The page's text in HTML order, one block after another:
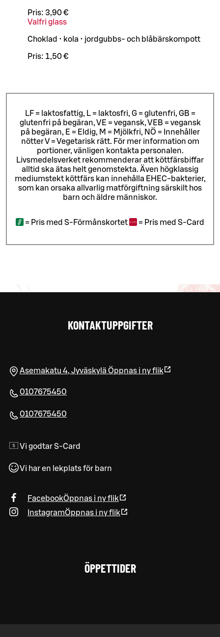
Pris: 3,90 €
Valfri glass
Choklad • kola • jordgubbs- och blåbärskompott
Pris: 1,50 €
LF = laktosfattig, L = laktosfri, G = glutenfri, GB =
glutenfri på begäran, VE = vegansk, VEB = vegansk
på begäran, E = Eldig, M = Mjölkfri, NÖ = Innehåller
nötter V = Vegetarisk rätt. För mer information om
portioner, vänligen kontakta personalen.
Livsmedelsverket rekommenderar att köttfärsbiffar
alltid ska ätas helt genomstekta. Även högklassig
mediumstekt köttfärs kan innehålla EHEC-bakterier,
som kan orsaka allvarlig matförgiftning särskilt hos
barn och äldre människor.
= Pris med S-Förmånskortet = Pris med S-Card
KONTAKTUPPGIFTER
Asemakatu 4, Jyväskylä Öppnas i ny flik
0107675450
0107675450
Vi godtar S-Card
Vi har en lekplats för barn
FacebookÖppnas i ny flik
InstagramÖppnas i ny flik
ÖPPETTIDER